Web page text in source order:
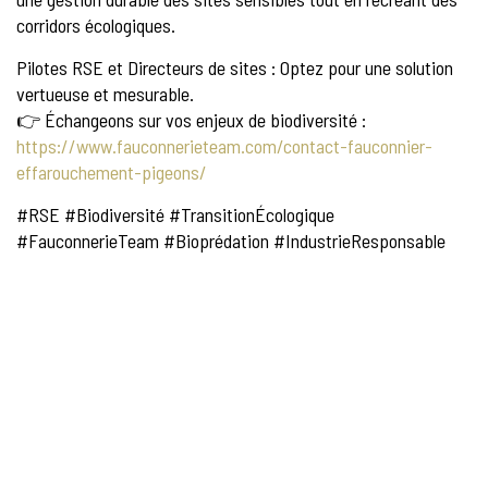
corridors écologiques.
Pilotes RSE et Directeurs de sites : Optez pour une solution
vertueuse et mesurable.
👉 Échangeons sur vos enjeux de biodiversité :
https://www.fauconnerieteam.com/contact-fauconnier-
effarouchement-pigeons/
#RSE #Biodiversité #TransitionÉcologique
#FauconnerieTeam #Bioprédation #IndustrieResponsable